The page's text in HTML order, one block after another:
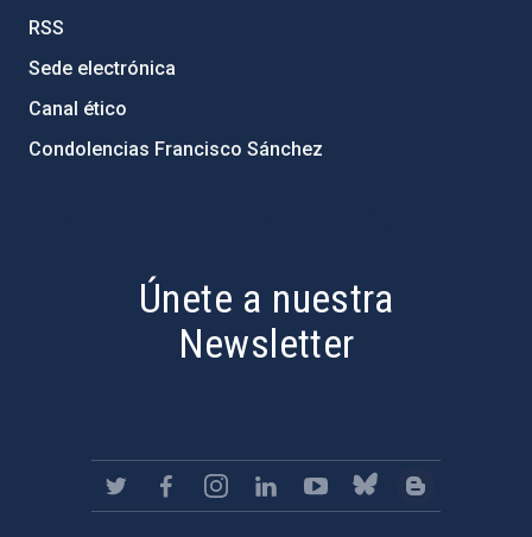
RSS
Sede electrónica
Canal ético
Condolencias Francisco Sánchez
Únete a nuestra
Newsletter